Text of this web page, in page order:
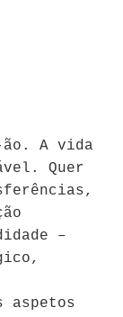
A vida
Quer
–
aspetos